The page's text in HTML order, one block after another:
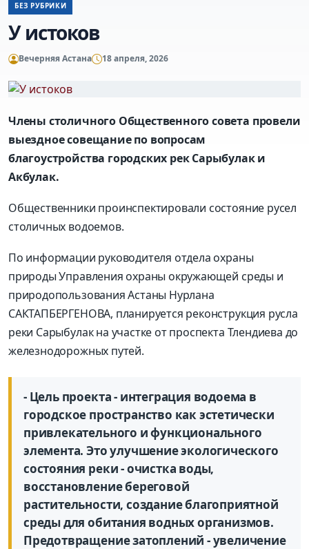
БЕЗ РУБРИКИ
У истоков
Вечерняя Астана 18 апреля, 2026
Члены столичного Общественного совета провели
выездное совещание по вопросам
благоустройства городских рек Сарыбулак и
Акбулак.
Общественники проинспектировали состояние русел
столичных водоемов.
По информации руководителя отдела охраны
природы Управления охраны окружающей среды и
природопользования Астаны Нурлана
САКТАПБЕРГЕНОВА, планируется реконструкция русла
реки Сарыбулак на участке от проспекта Тлендиева до
железнодорожных путей.
- Цель проекта - интеграция водоема в
городское пространство как эстетически
привлекательного и функционального
элемента. Это улучшение экологического
состояния реки - очистка воды,
восстановление береговой
растительности, создание благоприятной
среды для обитания водных организмов.
Предотвращение затоплений - увеличение